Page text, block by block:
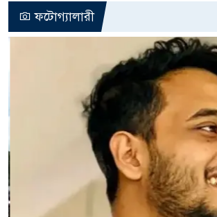
ফটোগ্যালারী